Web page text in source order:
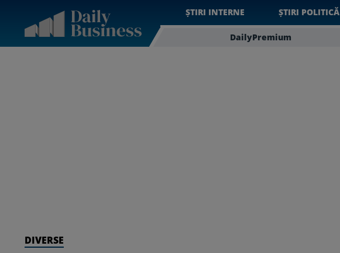
ȘTIRI INTERNE ȘTIRI POLITICĂ
DailyPremium
DIVERSE